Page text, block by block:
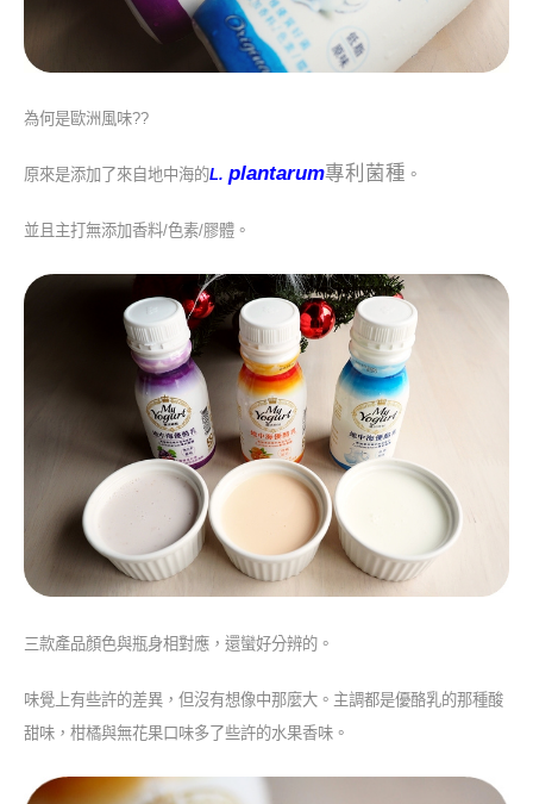
為何是歐洲風味??
原來是添加了來自地中海的L. plantarum專利菌種 。
並且主打無添加香料/色素/膠體。
三款產品顏色與瓶身相對應，還蠻好分辨的。
味覺上有些許的差異，但沒有想像中那麼大。主調都是優酪乳的那種酸
甜味，柑橘與無花果口味多了些許的水果香味。